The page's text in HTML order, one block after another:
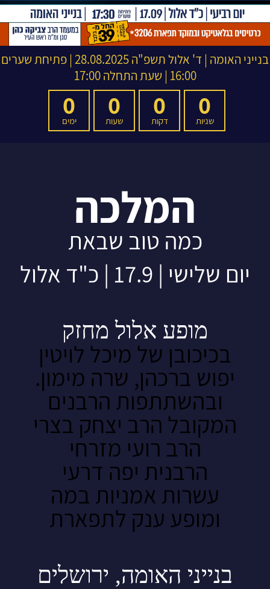
בנייני האומה | ד' אלול תשפ"ה
28.08.2025 | פתיחת שערים
16:00 | שעת התחלה 17:00
0
שניות
0
דקות
0
שעות
0
ימים
המלכה
כמה טוב שבאת
יום שלישי | 17.9 | כ"ד אלול
מופע אלול מחזק
בכיכובן של מיכל לויטין
יפוש ברכהן, שרה מימון.
ובהשתתפות הרבנים
המקובל הרב יצחק בצרי
הרב רועי מזרחי
הרבנית יפה דרעי
עשרות אמניות במה
ומופע ענק לתפארת
בנייני האומה, ירושלים